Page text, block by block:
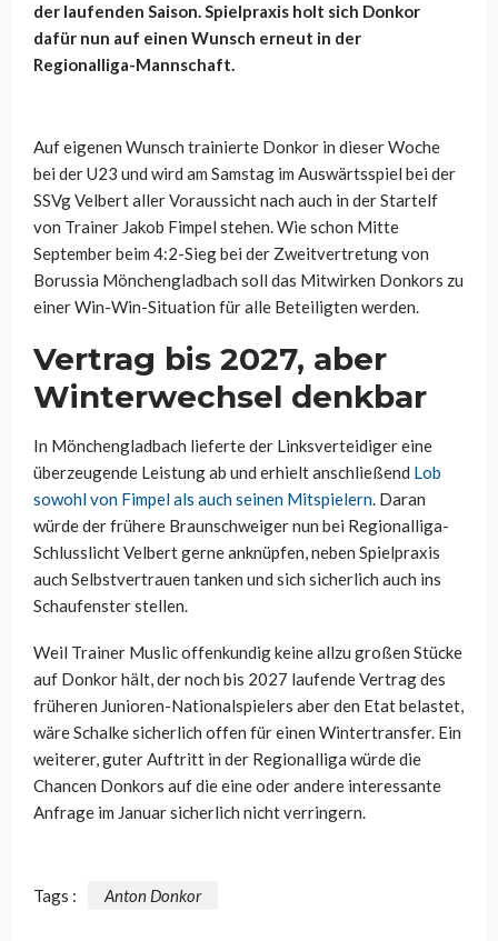
der laufenden Saison. Spielpraxis holt sich Donkor
dafür nun auf einen Wunsch erneut in der
Regionalliga-Mannschaft.
Auf eigenen Wunsch trainierte Donkor in dieser Woche
bei der U23 und wird am Samstag im Auswärtsspiel bei der
SSVg Velbert aller Voraussicht nach auch in der Startelf
von Trainer Jakob Fimpel stehen. Wie schon Mitte
September beim 4:2-Sieg bei der Zweitvertretung von
Borussia Mönchengladbach soll das Mitwirken Donkors zu
einer Win-Win-Situation für alle Beteiligten werden.
Vertrag bis 2027, aber
Winterwechsel denkbar
In Mönchengladbach lieferte der Linksverteidiger eine
überzeugende Leistung ab und erhielt anschließend Lob
sowohl von Fimpel als auch seinen Mitspielern. Daran
würde der frühere Braunschweiger nun bei Regionalliga-
Schlusslicht Velbert gerne anknüpfen, neben Spielpraxis
auch Selbstvertrauen tanken und sich sicherlich auch ins
Schaufenster stellen.
Weil Trainer Muslic offenkundig keine allzu großen Stücke
auf Donkor hält, der noch bis 2027 laufende Vertrag des
früheren Junioren-Nationalspielers aber den Etat belastet,
wäre Schalke sicherlich offen für einen Wintertransfer. Ein
weiterer, guter Auftritt in der Regionalliga würde die
Chancen Donkors auf die eine oder andere interessante
Anfrage im Januar sicherlich nicht verringern.
Tags : Anton Donkor